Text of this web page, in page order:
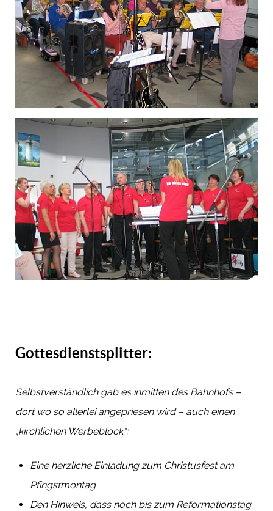
Gottesdienstsplitter:
Selbstverständlich gab es inmitten des Bahnhofs –
dort wo so allerlei angepriesen wird – auch einen
„kirchlichen Werbeblock“:
Eine herzliche Einladung zum Christusfest am
Pfingstmontag
Den Hinweis, dass noch bis zum Reformationstag